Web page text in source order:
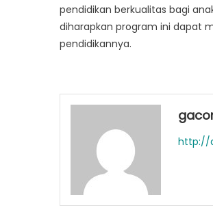
pendidikan berkualitas bagi
diharapkan program ini dapat
pendidikannya.
http://